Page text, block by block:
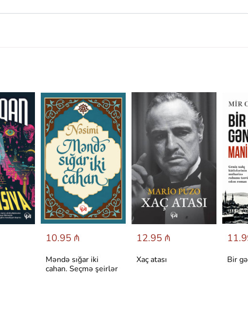
10.95 ₼
Məndə sığar iki
cahan. Seçmə şeirlər
12.95 ₼
Xaç atası Bir